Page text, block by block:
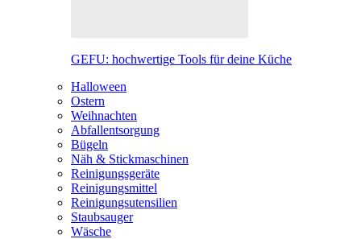
GEFU: hochwertige Tools für deine Küche
Halloween
Ostern
Weihnachten
Abfallentsorgung
Bügeln
Näh & Stickmaschinen
Reinigungsgeräte
Reinigungsmittel
Reinigungsutensilien
Staubsauger
Wäsche